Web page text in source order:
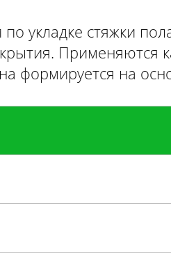
по укладке стяжки
Применяются
формируется на